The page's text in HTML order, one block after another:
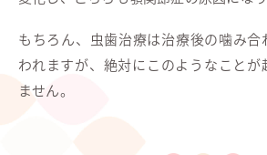
もちろん、虫歯治療は治療後の噛み
われますが、絶対にこのようなことが
ません。